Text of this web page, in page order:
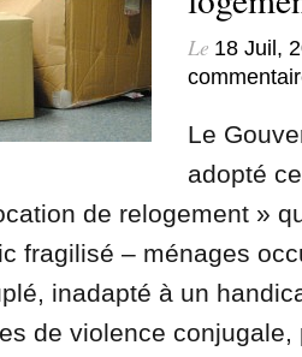
Le 18 Juil,
Le
adopté
de relogement »
fragilisé – ménages
inadapté à un
de violence conjugale,